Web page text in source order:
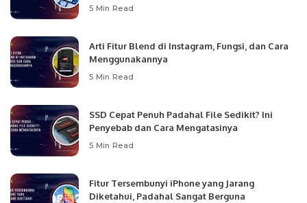
5 Min Read
Arti Fitur Blend di Instagram, Fungsi, dan Cara
Menggunakannya
5 Min Read
SSD Cepat Penuh Padahal File Sedikit? Ini
Penyebab dan Cara Mengatasinya
5 Min Read
Fitur Tersembunyi iPhone yang Jarang
Diketahui, Padahal Sangat Berguna